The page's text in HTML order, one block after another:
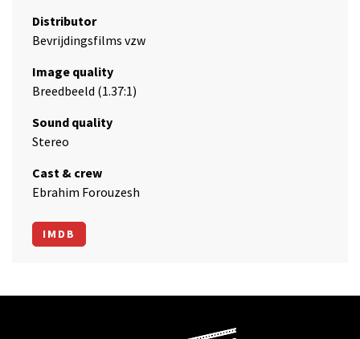
Distributor
Bevrijdingsfilms vzw
Image quality
Breedbeeld (1.37:1)
Sound quality
Stereo
Cast & crew
Ebrahim Forouzesh
IMDB